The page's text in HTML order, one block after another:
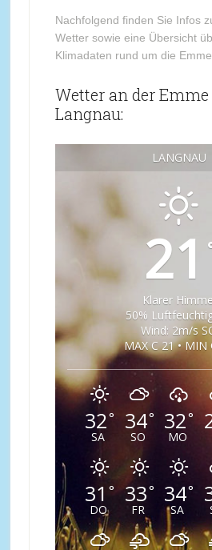
Nachfolgend finden Sie Infos
Wetter sowie eine Übersicht
Klimadaten rund um die Emme.
Wetter an der Emme
Langnau:
LANGNAU
21
Klarer
50%
Wind: 2m/s
MAX C 21 • MIN
32°
SA
34°
SO
32°
MO
31 °
DO
33°
FR
34°
SA